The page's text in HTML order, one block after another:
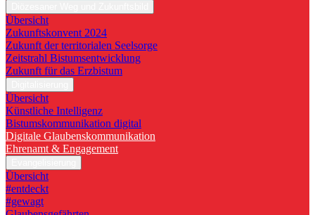
Übersicht
Zukunftskonvent 2024
Zukunft der territorialen Seelsorge
Zeitstrahl Bistumsentwicklung
Zukunft für das Erzbistum
Übersicht
Künstliche Intelligenz
Bistumskommunikation digital
Digitale Glaubenskommunikation
Ehrenamt & Engagement
Übersicht
#entdeckt
#gewagt